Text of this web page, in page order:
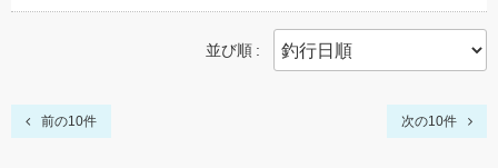
並び順
前の10件 次の10件